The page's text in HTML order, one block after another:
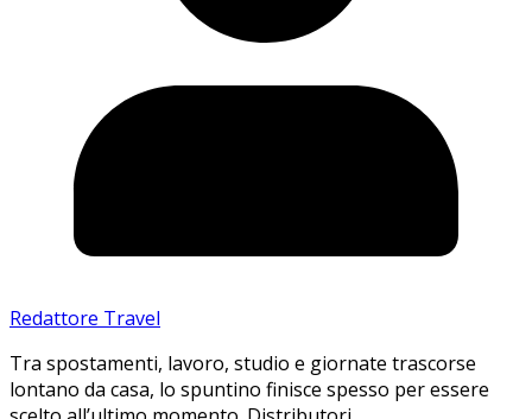
Redattore Travel
Tra spostamenti, lavoro, studio e giornate trascorse
lontano da casa, lo spuntino finisce spesso per essere